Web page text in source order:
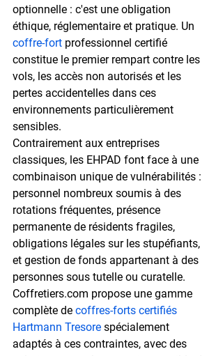
optionnelle : c'est une obligation
éthique, réglementaire et pratique. Un
coffre-fort professionnel certifié
constitue le premier rempart contre les
vols, les accès non autorisés et les
pertes accidentelles dans ces
environnements particulièrement
sensibles.
Contrairement aux entreprises
classiques, les EHPAD font face à une
combinaison unique de vulnérabilités :
personnel nombreux soumis à des
rotations fréquentes, présence
permanente de résidents fragiles,
obligations légales sur les stupéfiants,
et gestion de fonds appartenant à des
personnes sous tutelle ou curatelle.
Coffretiers.com propose une gamme
complète de coffres-forts certifiés
Hartmann Tresore spécialement
adaptés à ces contraintes, avec des